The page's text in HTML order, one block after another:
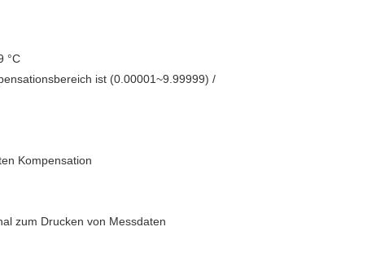
°C
ist (0.00001~9.99999) /
Kompensation
zum Drucken von Messdaten